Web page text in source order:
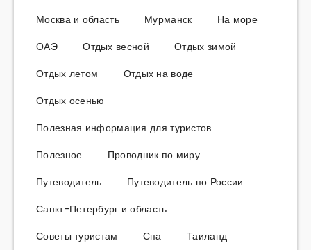
Москва и область
Мурманск
На море
ОАЭ
Отдых весной
Отдых зимой
Отдых летом
Отдых на воде
Отдых осенью
Полезная информация для туристов
Полезное
Проводник по миру
Путеводитель
Путеводитель по России
Санкт-Петербург и область
Советы туристам
Спа Таиланд